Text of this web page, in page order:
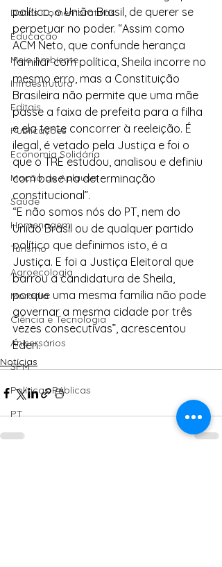
Datas Comemorativas
Educação
Meio Ambiente
Infraestrutura
Editais
Publicações
Economia Solidária
Moção de Aplauso
Saúde
Homenagem
Turismo
Agroecologia
Moradia
Ciência e Tecnologia
Anisersários
SPM
Políticas Públicas
PT
político, o União Brasil, de querer se
perpetuar no poder. “Assim como
ACM Neto, que confunde herança
familiar com política, Sheila incorre no
mesmo erro, mas a Constituição
Brasileira não permite que uma mãe
passe a faixa de prefeita para a filha
e ela tente concorrer à reeleição. É
ilegal, é vetado pela Justiça e foi o
que o TRE estudou, analisou e definiu
com base na determinação
constitucional”.
“E não somos nós do PT, nem do
União Brasil ou de qualquer partido
político que definimos isto, é a
Justiça. E foi a Justiça Eleitoral que
barrou a candidatura de Sheila,
porque uma mesma família não pode
governar a mesma cidade por três
vezes consecutivas”, acrescentou
Éden.
Notícias